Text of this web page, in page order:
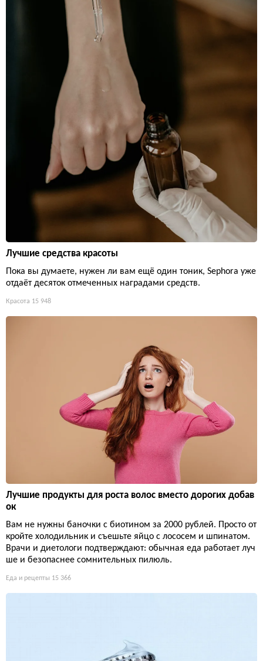
Лучшие средства красоты
Пока вы думаете, нужен ли вам ещё один тоник, Sephora уже
отдаёт десяток отмеченных наградами средств.
Красота 15 948
Лучшие продукты для роста волос вместо дорогих добав
ок
Вам не нужны баночки с биотином за 2000 рублей. Просто от
кройте холодильник и съешьте яйцо с лососем и шпинатом.
Врачи и диетологи подтверждают: обычная еда работает луч
ше и безопаснее сомнительных пилюль.
Еда и рецепты 15 366